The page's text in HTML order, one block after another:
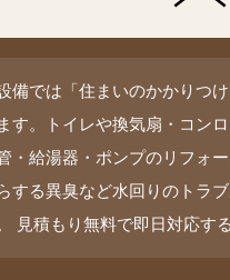
備では「住まいのかかりつ
す。トイレや換気扇・コン
・給湯器・ポンプのリフォ
する異臭など水回りのトラ
見積もり無料で即日対応す